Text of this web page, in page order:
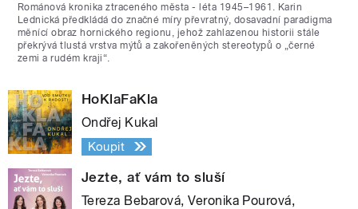
Románová kronika ztraceného města - léta 1945–1961. Karin
Lednická předkládá do značné míry převratný, dosavadní paradigma
měnící obraz hornického regionu, jehož zahlazenou historii stále
překrývá tlustá vrstva mýtů a zakořeněných stereotypů o „černé
zemi a rudém kraji“.
HoKlaFaKla
Ondřej Kukal
Koupit
Jezte, ať vám to sluší
Tereza Bebarová, Veronika Pourová,